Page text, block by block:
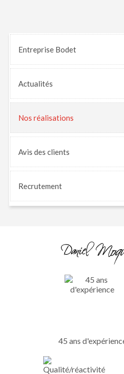
Entreprise Bodet
Actualités
Nos réalisations
Avis des clients
Recrutement
45 ans